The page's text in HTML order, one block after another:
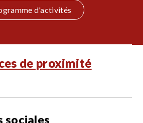
d'activités
de proximité
sociales